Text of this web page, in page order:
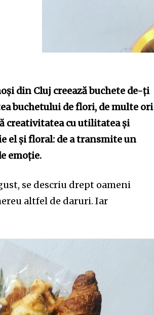
din Cluj creează buchete de-ți
buchetului de flori, de multe ori
creativitatea cu utilitatea și
el și floral: de a transmite un
emoție.
se descriu drept oameni
altfel de daruri. Iar